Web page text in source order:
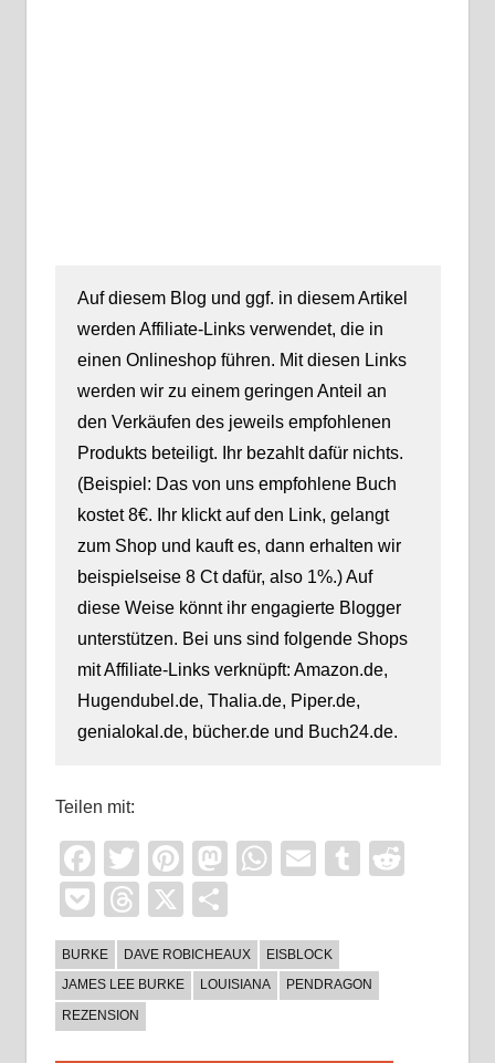
Auf diesem Blog und ggf. in diesem Artikel
werden Affiliate-Links verwendet, die in
einen Onlineshop führen. Mit diesen Links
werden wir zu einem geringen Anteil an
den Verkäufen des jeweils empfohlenen
Produkts beteiligt. Ihr bezahlt dafür nichts.
(Beispiel: Das von uns empfohlene Buch
kostet 8€. Ihr klickt auf den Link, gelangt
zum Shop und kauft es, dann erhalten wir
beispielseise 8 Ct dafür, also 1%.) Auf
diese Weise könnt ihr engagierte Blogger
unterstützen. Bei uns sind folgende Shops
mit Affiliate-Links verknüpft: Amazon.de,
Hugendubel.de, Thalia.de, Piper.de,
genialokal.de, bücher.de und Buch24.de.
Teilen mit:
Facebook
TwitterPinterest
Mastodon
WhatsApp
EmailTumblr
PocketThreads
X
BURKE DAVE ROBICHEAUX
EISBLOCK
JAMES LEE BURKE
LOUISIANA
PENDRAGON
REZENSION